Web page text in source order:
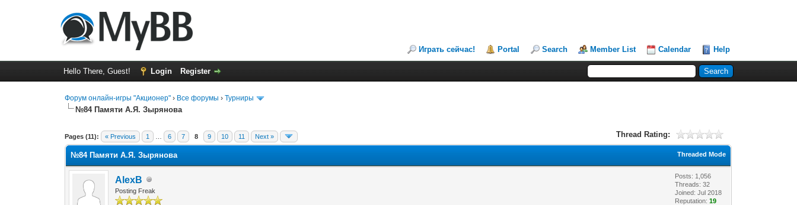
Играть сейчас! Portal Search Member List Calendar Help
Hello There, Guest! Login Register
Форум онлайн-игры "Акционер" › Все форумы ›Турниры
№84 Памяти А.Я. Зырянова
Pages (11): « Previous 1 6 7 8 9 10 11 Next » Thread Rating:
0 Vote(s) - 0 Average
1
2
3
4
5
Threaded Mode
№84 Памяти А.Я. Зырянова
AlexB
Posting Freak
Posts: 1,056
Threads: 32
Joined: Jul 2018
Reputation:19